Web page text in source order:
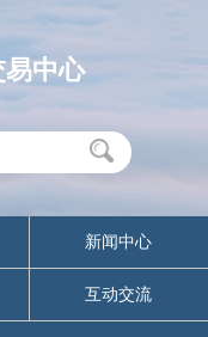
中心
新闻中心
互动交流